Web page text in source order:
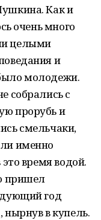
Как и
очень много
целыми
и
молодежи.
собрались с
прорубь и
смельчаки,
именно
это время водой.
пришел
год
нырнув в купель.